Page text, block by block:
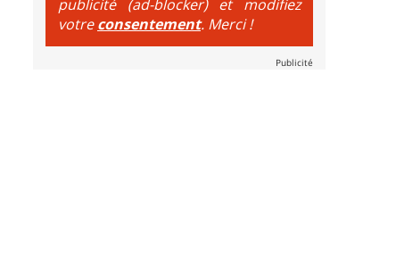
publicité (ad-blocker) et modifiez
votreconsentement. Merci !